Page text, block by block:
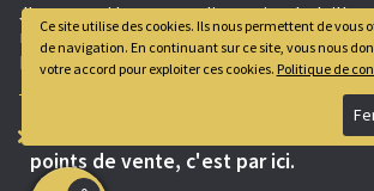
J'exposerai les mercredis matins de Juillet
marché de la Turballe, de 8h à 13h.
producteurs et artisanat local.
Pour connaître toutes les dates de
points de vente, c'est par ici.
Ce site utilise des cookies. Ils nous permettent de vous
de navigation. En continuant sur ce site, vous nous
votre accord pour exploiter ces cookies. Politique de